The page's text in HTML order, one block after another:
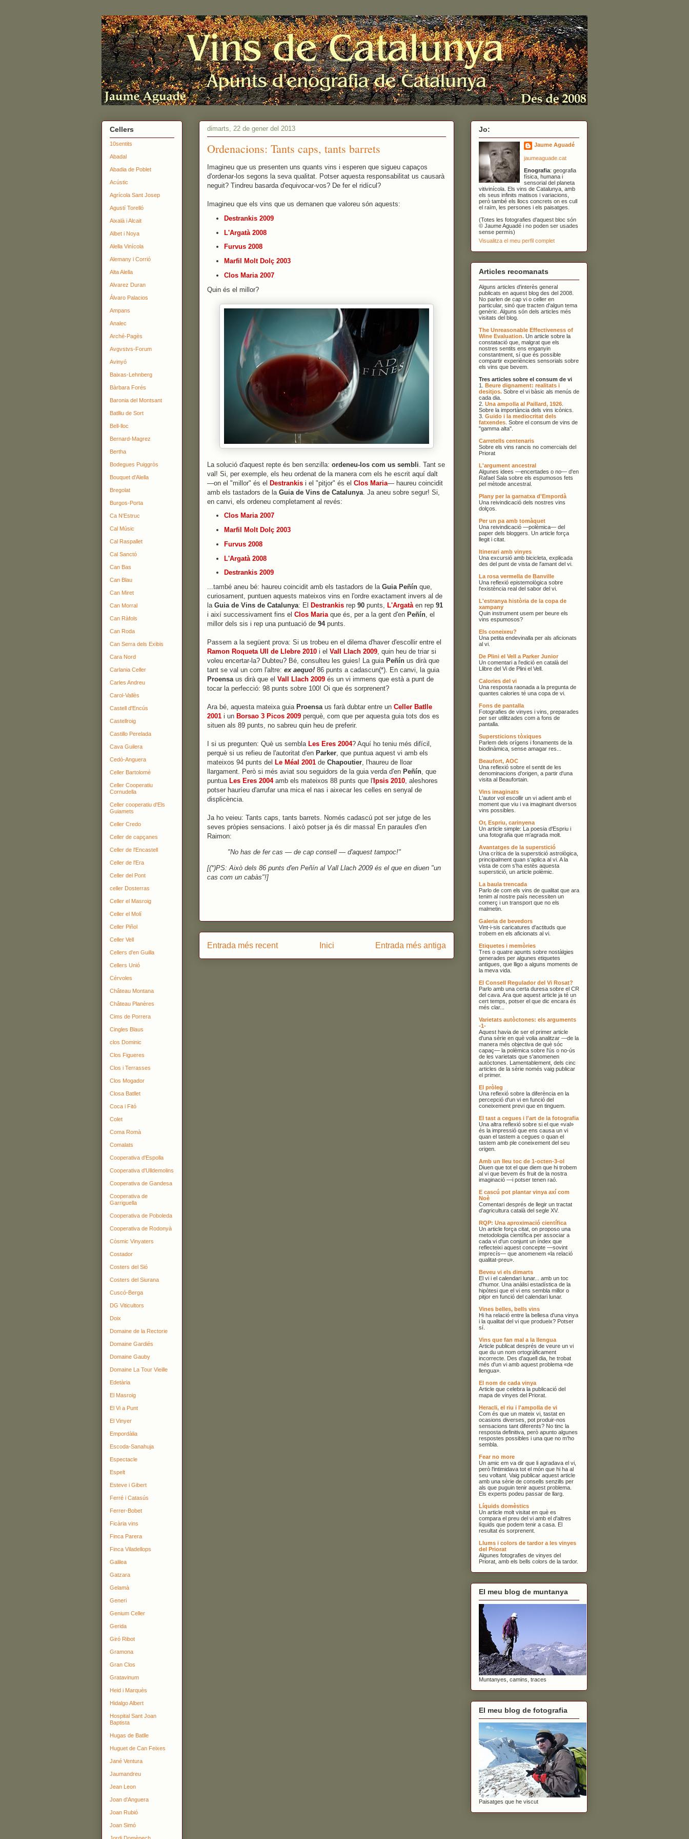
dimarts, 22 de gener del 2013
Ordenacions: Tants caps, tants barrets
Imagineu que us presenten uns quants vins i esperen que sigueu capaços
d'ordenar-los segons la seva qualitat. Potser aquesta responsabilitat us causarà
neguit? Tindreu basarda d'equivocar-vos? De fer el ridícul?
Imagineu que els vins que us demanen que valoreu són aquests:
Destrankis 2009
L'Argatà 2008
Furvus 2008
Marfil Molt Dolç 2003
Clos Maria 2007
Quin és el millor?
La solució d'aquest repte és ben senzilla: ordeneu-los com us sembli . Tant se
val! Si, per exemple, els heu ordenat de la manera com els he escrit aquí dalt
—on el "millor" és el Destrankis i el "pitjor" és el Clos Maria— haureu coincidit
amb els tastadors de la Guia de Vins de Catalunya . Ja aneu sobre segur! Si,
en canvi, els ordeneu completament al revés:
Clos Maria 2007
Marfil Molt Dolç 2003
Furvus 2008
L'Argatà 2008
Destrankis 2009
...també aneu bé: haureu coincidit amb els tastadors de la Guia Peñín que,
curiosament, puntuen aquests mateixos vins en l'ordre exactament invers al de
la Guia de Vins de Catalunya: El Destrankis rep 90 punts, L'Argatàen rep 91
i així successivament fins el Clos Mariaque és, per a la gent d'en Peñín, el
millor dels sis i rep una puntuació de 94 punts.
Passem a la següent prova: Si us trobeu en el dilema d'haver d'escollir entre el
Ramon Roqueta Ull de Llebre 2010 i el Vall Llach 2009, quin heu de triar si
voleu encertar-la? Dubteu? Bé, consulteu les guies! La guia Peñín us dirà que
tant se val un com l'altre: ex aequo! 86 punts a cadascun(*). En canvi, la guia
Proensa us dirà que el Vall Llach 2009 és un vi immens que està a punt de
tocar la perfecció: 98 punts sobre 100! Oi que és sorprenent?
Ara bé, aquesta mateixa guia Proensa us farà dubtar entre un Celler Batlle
2001 i un Borsao 3 Picos 2009 perquè, com que per aquesta guia tots dos es
situen als 89 punts, no sabreu quin heu de preferir.
I si us pregunten: Què us sembla Les Eres 2004? Aquí ho teniu més difícil,
perquè si us refieu de l'autoritat d'en Parker, que puntua aquest vi amb els
mateixos 94 punts del Le Méal 2001 de Chapoutier, l'haureu de lloar
llargament. Però si més aviat sou seguidors de la guia verda d'en Peñín, que
puntua Les Eres 2004amb els mateixos 88 punts que l' Ipsis 2010, aleshores
potser hauríeu d'arrufar una mica el nas i aixecar les celles en senyal de
displicència.
Ja ho veieu: Tants caps, tants barrets. Només cadascú pot ser jutge de les
seves pròpies sensacions. I això potser ja és dir massa! En paraules d'en
Raimon:
"No has de fer cas — de cap consell — d'aquest tampoc!"
[(*)PS: Això dels 86 punts d'en Peñín al Vall Llach 2009 és el que en diuen "un
cas com un cabàs"!]
Entrada més recent Entrada més antiga
Inici
Cellers
10sentits
Abadal
Abadia de Poblet
Acústic
Agrícola Sant Josep
Agustí Torelló
Aixalà i Alcait
Albet i Noya
Alella Vinícola
Alemany i Corrió
Alta Alella
Alvarez Duran
Álvaro Palacios
Ampans
Analec
Arché-Pagès
Avgvstvs-Forum
Avinyó
Baixas-Lehnberg
Bàrbara Forés
Baronia del Montsant
Batlliu de Sort
Bell-lloc
Bernard-Magrez
Bertha
Bodegues Puiggròs
Bouquet d'Alella
Bregolat
Burgos-Porta
Ca N'Estruc
Cal Músic
Cal Raspallet
Cal Sanctó
Can Bas
Can Blau
Can Miret
Can Morral
Can Ràfols
Can Roda
Can Serra dels Exibis
Cara Nord
Carlania Celler
Carles Andreu
Carol-Vallès
Castell d'Encús
Castellroig
Castillo Perelada
Cava Guilera
Cedó-Anguera
Celler Bartolomé
Celler Cooperatiu
Cornudella
Celler cooperatiu d'Els
Guiamets
Celler Credo
Celler de capçanes
Celler de l'Encastell
Celler de l'Era
Celler del Pont
celler Dosterras
Celler el Masroig
Celler el Molí
Celler Piñol
Celler Vell
Cellers d'en Guilla
Cellers Unió
Cérvoles
Château Montana
Château Planères
Cims de Porrera
Cingles Blaus
clos Dominic
Clos Figueres
Clos i Terrasses
Clos Mogador
Closa Batllet
Coca i Fitó
Colet
Coma Romà
Comalats
Cooperativa d'Espolla
Cooperativa d'Ulldemolins
Cooperativa de Gandesa
Cooperativa de
Garriguella
Cooperativa de Poboleda
Cooperativa de Rodonyà
Còsmic Vinyaters
Costador
Costers del Sió
Costers del Siurana
Cuscó-Berga
DG Viticultors
Doix
Domaine de la Rectorie
Domaine Gardiés
Domaine Gauby
Domaine La Tour Vieille
Edetària
El Masroig
El Vi a Punt
El Vinyer
Empordàlia
Escoda-Sanahuja
Espectacle
Espelt
Esteve i Gibert
Ferré i Catasús
Ferrer-Bobet
Ficària vins
Finca Parera
Finca Viladellops
Galilea
Gatzara
Gelamà
Generi
Genium Celler
Gerida
Giró Ribot
Gramona
Gran Clos
Gratavinum
Heid i Marquès
Hidalgo Albert
Hospital Sant Joan
Baptista
Hugas de Batlle
Huguet de Can Feixes
Jané Ventura
Jaumandreu
Jean Leon
Joan d'Anguera
Joan Rubió
Joan Simó
Jo:
Jaume Aguadé
jaumeaguade.cat
Enografia: geografia
física, humana i
sensorial del planeta
vitivinícola. Els vins de Catalunya, amb
els seus infinits matisos i variacions,
però també els llocs concrets on es cull
el raïm, les persones i els paisatges.
(Totes les fotografies d'aquest bloc són
© Jaume Aguadé i no poden ser usades
sense permís)
Visualitza el meu perfil complet
Articles recomanats
Alguns articles d'interès general
publicats en aquest blog des del 2008.
No parlen de cap vi o celler en
particular, sinó que tracten d'algun tema
genèric. Alguns són dels articles més
visitats del blog.
The Unreasonable Effectiveness of
Wine Evaluation. Un article sobre la
constatació que, malgrat que els
nostres sentits ens enganyin
constantment, sí que és possible
compartir experiències sensorials sobre
els vins que bevem.
Tres articles sobre el consum de vi
1. Beure dignament: realitats i
desitjos. Sobre el vi bàsic als menús de
cada dia.
2. Una ampolla al Paillard, 1926
Sobre la importància dels vins icònics.
3. Guido i la mediocritat dels
fatxendes . Sobre el consum de vins de
"gamma alta".
Carretells centenaris
Sobre els vins rancis no comercials del
Priorat
L'argument ancestral
Algunes idees —encertades o no— d'en
Rafael Sala sobre els espumosos fets
pel mètode ancestral.
Plany per la garnatxa d'Empordà
Una reivindicació dels nostres vins
dolços.
Per un pa amb tomàquet
Una reivindicació —polèmica— del
paper dels bloggers. Un article força
llegit i citat.
Itinerari amb vinyes
Una excursió amb bicicleta, explicada
des del punt de vista de l'amant del vi.
La rosa vermella de Banville
Una reflexió epistemològica sobre
l'existència real del sabor del vi.
L'estranya història de la copa de
xampany
Quin instrument usem per beure els
vins espumosos?
Els coneixeu?
Una petita endevinalla per als aficionats
al vi.
De Plini el Vell a Parker Junior
Un comentari a l'edició en català del
Llibre del Vi de Plini el Vell.
Calories del vi
Una resposta raonada a la pregunta de
quantes calories té una copa de vi.
Fons de pantalla
Fotografies de vinyes i vins, preparades
per ser utilitzades com a fons de
pantalla.
Supersticions tòxiques
Parlem dels orígens i fonaments de la
biodinàmica, sense amagar res...
Beaufort, AOC
Una reflexió sobre el sentit de les
denominacions d'origen, a partir d'una
visita al Beaufortain.
Vins imaginats
L'autor vol escollir un vi adient amb el
moment que viu i va imaginant diversos
vins possibles.
Or, Espriu, carinyena
Un article simple: La poesia d'Espriu i
una fotografia que m'agrada molt.
Avantatges de la superstició
Una crítica de la superstició astrològica,
principalment quan s'aplica al vi. A la
vista de com s'ha estès aquesta
superstició, un article polèmic.
La baula trencada
Parlo de com els vins de qualitat que ara
tenim al nostre país necessiten un
comerç i un transport que no els
malmetin.
Galeria de bevedors
Vint-i-sis caricatures d'actituds que
trobem en els aficionats al vi.
Etiquetes i memòries
Tres o quatre apunts sobre nostàlgies
generades per algunes etiquetes
antigues, que lligo a alguns moments de
la meva vida.
El Consell Regulador del Vi Rosat?
Parlo amb una certa duresa sobre el CR
del cava. Ara que aquest article ja té un
cert temps, potser el que dic encara és
més clar...
Varietats autòctones: els arguments
-1-
Aquest havia de ser el primer article
d'una sèrie en què volia analitzar —de la
manera més objectiva de què sóc
capaç— la polèmica sobre l'ús o no-ús
de les varietats que s'anomenen
autòctones. Lamentablement, dels cinc
articles de la sèrie només vaig publicar
el primer.
El pròleg
Una reflexió sobre la diferència en la
percepció d'un vi en funció del
coneixement previ que en tinguem.
El tast a cegues i l'art de la fotografia
Una altra reflexió sobre si el que «val»
és la impressió que ens causa un vi
quan el tastem a cegues o quan el
tastem amb ple coneixement del seu
origen.
Amb un lleu toc de 1-octen-3-ol
Diuen que tot el que diem que hi trobem
al vi que bevem és fruit de la nostra
imaginació —i potser tenen raó.
E cascú pot plantar vinya axí com
Noè
Comentari després de llegir un tractat
d'agricultura català del segle XV.
RQP: Una aproximació científica
Un article força citat, on proposo una
metodologia científica per associar a
cada vi d'un conjunt un índex que
reflecteixi aquest concepte —sovint
imprecís— que anomenem «la relació
qualitat-preu».
Beveu vi els dimarts
El vi i el calendari lunar... amb un toc
d'humor. Una anàlisi estadística de la
hipòtesi que el vi ens sembla millor o
pitjor en funció del calendari lunar.
Vines belles, bells vins
Hi ha relació entre la bellesa d'una vinya
i la qualitat del vi que produeix? Potser
sí.
Vins que fan mal a la llengua
Article publicat després de veure un vi
que du un nom ortogràficament
incorrecte. Des d'aquell dia, he trobat
més d'un vi amb aquest problema «de
llengua».
El nom de cada vinya
Article que celebra la publicació del
mapa de vinyes del Priorat.
Heracli, el riu i l'ampolla de vi
Com és que un mateix vi, tastat en
ocasions diverses, pot produir-nos
sensacions tant diferents? No tinc la
resposta definitiva, però apunto algunes
respostes possibles i una que no m'ho
sembla.
Fear no more
Un amic em va dir que li agradava el vi,
però l'intimidava tot el món que hi ha al
seu voltant. Vaig publicar aquest article
amb una sèrie de consells senzills per
als que puguin tenir aquest problema.
Els experts podeu passar de llarg.
Líquids domèstics
Un article molt visitat en què es
compara el preu del vi amb el d'altres
líquids que podem tenir a casa. El
resultat és sorprenent.
Llums i colors de tardor a les vinyes
del Priorat
Algunes fotografies de vinyes del
Priorat, amb els bells colors de la tardor.
El meu blog de muntanya
Muntanyes, camins, traces
El meu blog de fotografia
Paisatges que he viscut